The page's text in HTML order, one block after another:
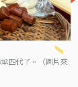
四代了。（圖片來